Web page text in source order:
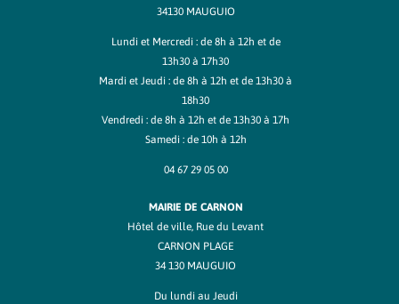
34130 MAUGUIO
Lundi et Mercredi : de 8h à 12h et de
13h30 à 17h30
Mardi et Jeudi : de 8h à 12h et de 13h30 à
18h30
Vendredi : de 8h à 12h et de 13h30 à 17h
Samedi : de 10h à 12h
04 67 29 05 00
MAIRIE DE CARNON
Hôtel de ville, Rue du Levant
CARNON PLAGE
34 130 MAUGUIO
Du lundi au Jeudi